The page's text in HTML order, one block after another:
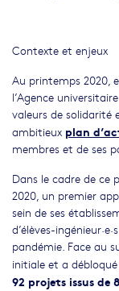
Contexte et enjeux
Au printemps 2020,
l’Agence
valeurs de solidarité
ambitieux plan
membres et de ses
Dans le cadre de ce
2020, un premier
sein de ses
d’élèves-
pandémie. Face au
initiale et a débloqué
92 projets issus de